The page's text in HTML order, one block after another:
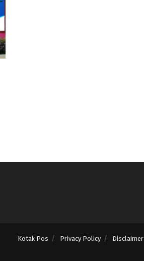
Kotak Pos Privacy Policy Disclaimer